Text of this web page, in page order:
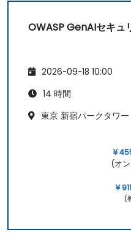
OWASP GenAIセキュ
2026-09-18 10:00
14 時間
東京 新宿パークタワー
¥
(オ
¥
(